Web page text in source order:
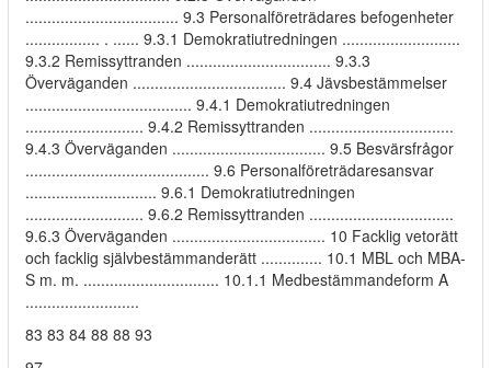
................................... 9.3 Personalföreträdares befogenheter
................. . ...... 9.3.1 Demokratiutredningen ...........................
9.3.2 Remissyttranden ................................. 9.3.3
Överväganden ................................... 9.4 Jävsbestämmelser
...................................... 9.4.1 Demokratiutredningen
........................... 9.4.2 Remissyttranden .................................
9.4.3 Överväganden ................................... 9.5 Besvärsfrågor
.......................................... 9.6 Personalföreträdaresansvar
.............................. 9.6.1 Demokratiutredningen
........................... 9.6.2 Remissyttranden .................................
9.6.3 Överväganden ................................... 10 Facklig vetorätt
och facklig självbestämmanderätt .............. 10.1 MBL och MBA-
S m. m. ............................... 10.1.1 Medbestämmandeform A
..........................
83 83 84 88 88 93